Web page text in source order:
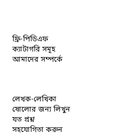
ফ্রি-পিডিএফ
ক্যাটাগরি সমূহ
আমাদের সম্পর্কে
লেখক-লেখিকা
ষোলোর জন্য লিখুন
যত প্রশ্ন
সহযোগিতা করুন